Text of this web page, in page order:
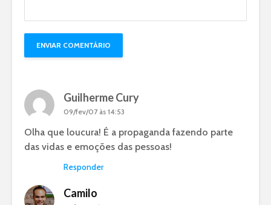
Guilherme Cury
09/fev/07 às 14:53
Olha que loucura! É a propaganda fazendo parte
das vidas e emoções das pessoas!
Responder
Camilo